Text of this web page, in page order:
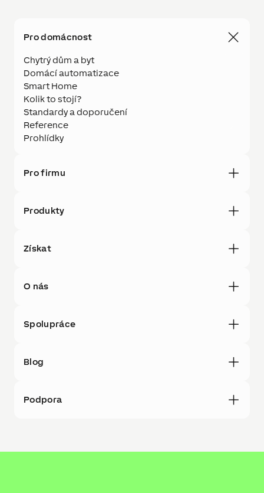
Pro domácnost
Chytrý dům a byt
Domácí automatizace
Smart Home
Kolik to stojí?
Standardy a doporučení
Reference
Prohlídky
Pro firmu
Produkty
Získat
O nás
Spolupráce
Blog
Podpora